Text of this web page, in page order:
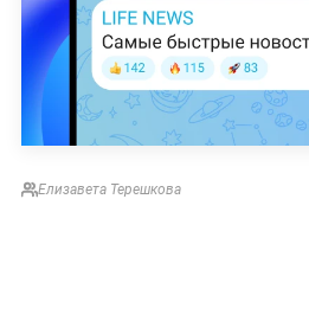
Елизавета Терешкова